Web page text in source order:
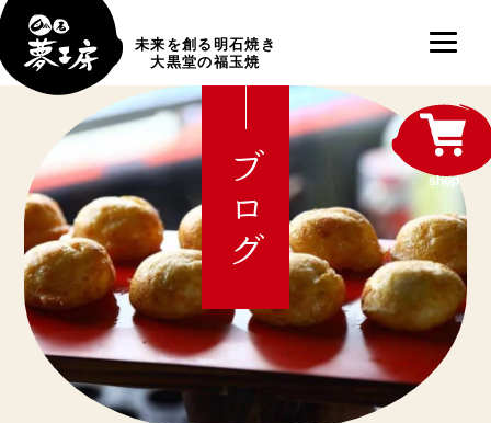
未来を創る明石焼き
大黒堂の福玉焼
ブログ shop